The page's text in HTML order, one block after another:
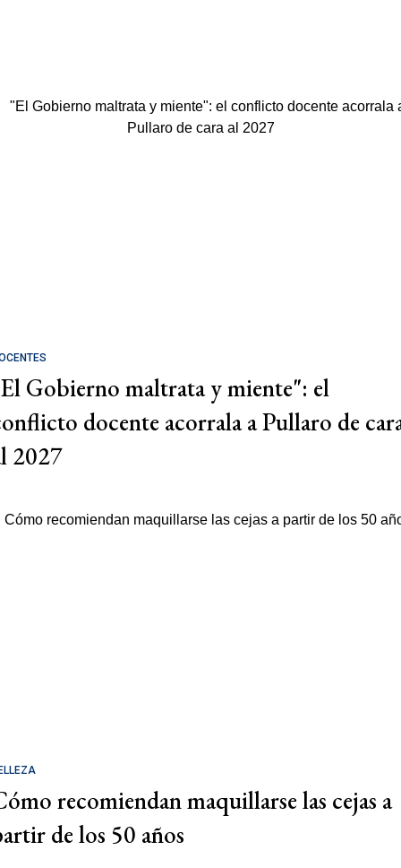
Gobierno maltrata y miente": el
docente acorrala a Pullaro de
2027
recomiendan maquillarse las cejas a
de los 50 años